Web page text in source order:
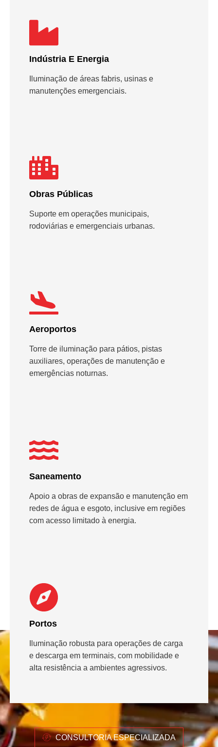
Indústria E Energia
Iluminação de áreas fabris, usinas e
manutenções emergenciais.
Obras Públicas
Suporte em operações municipais,
rodoviárias e emergenciais urbanas.
Aeroportos
Torre de iluminação para pátios, pistas
auxiliares, operações de manutenção e
emergências noturnas.
Saneamento
Apoio a obras de expansão e manutenção em
redes de água e esgoto, inclusive em regiões
com acesso limitado à energia.
Portos
Iluminação robusta para operações de carga
e descarga em terminais, com mobilidade e
alta resistência a ambientes agressivos.
CONSULTORIA ESPECIALIZADA